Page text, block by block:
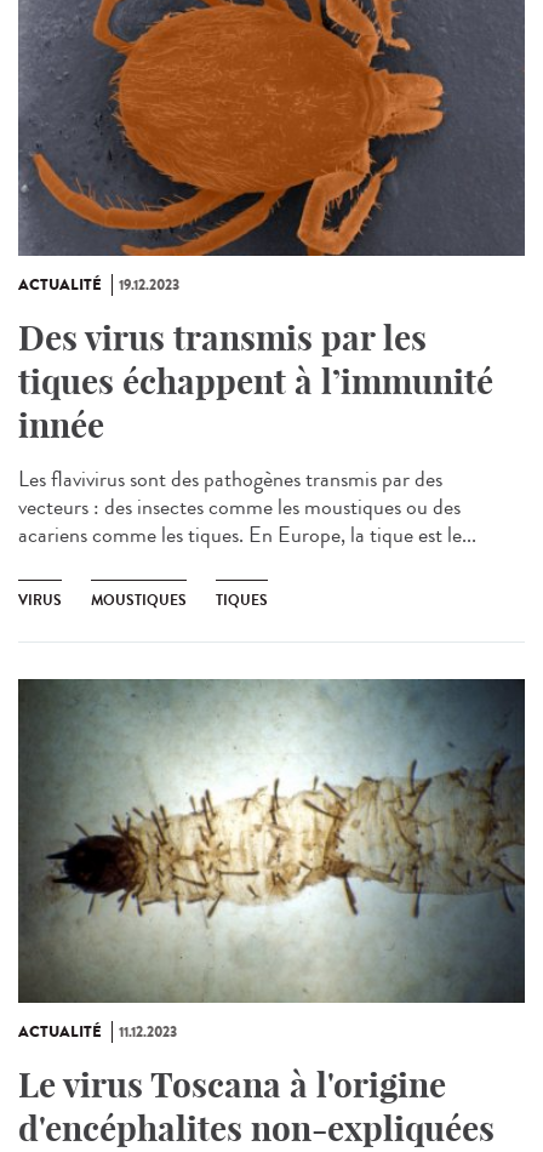
ACTUALITÉ 19.12.2023
Des virus transmis par les
tiques échappent à l’immunité
innée
Les flavivirus sont des pathogènes transmis par des
vecteurs : des insectes comme les moustiques ou des
acariens comme les tiques. En Europe, la tique est le...
VIRUS MOUSTIQUES TIQUES
ACTUALITÉ 11.12.2023
Le virus Toscana à l'origine
d'encéphalites non-expliquées